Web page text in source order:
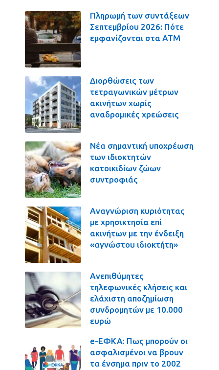
Πληρωμή των συντάξεων
Σεπτεμβρίου 2026: Πότε
εμφανίζονται στα ΑΤΜ
Διορθώσεις των
τετραγωνικών μέτρων
ακινήτων χωρίς
αναδρομικές χρεώσεις
Νέα σημαντική υποχρέωση
των ιδιοκτητών
κατοικιδίων ζώων
συντροφιάς
Αναγνώριση κυριότητας
με χρησικτησία επί
ακινήτων με την ένδειξη
«αγνώστου ιδιοκτήτη»
Ανεπιθύμητες
τηλεφωνικές κλήσεις και
ελάχιστη αποζημίωση
συνδρομητών με 10.000
ευρώ
e-ΕΦΚΑ: Πως μπορούν οι
ασφαλισμένοι να βρουν
τα ένσημα πριν το 2002